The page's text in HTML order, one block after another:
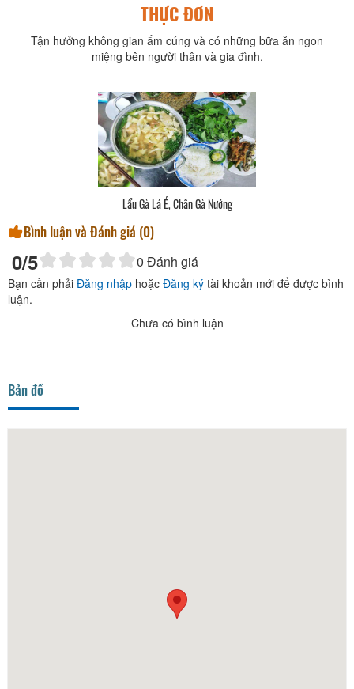
THỰC ĐƠN
Tận hưởng không gian ấm cúng và có những bữa ăn ngon
miệng bên người thân và gia đình.
Lẩu Gà Lá É, Chân Gà Nướng
Bình luận và Đánh giá (0)
0/5 0 Đánh giá
Bạn cần phải Đăng nhập hoặc Đăng ký tài khoản mới để được bình
luận.
Chưa có bình luận
Bản đồ